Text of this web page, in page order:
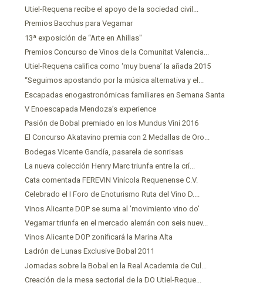
Utiel-Requena recibe el apoyo de la sociedad civil...
Premios Bacchus para Vegamar
13ª exposición de “Arte en Ahillas"
Premios Concurso de Vinos de la Comunitat Valencia...
Utiel-Requena califica como ‘muy buena’ la añada 2015
“Seguimos apostando por la música alternativa y el...
Escapadas enogastronómicas familiares en Semana Santa
V Enoescapada Mendoza’s experience
Pasión de Bobal premiado en los Mundus Vini 2016
El Concurso Akatavino premia con 2 Medallas de Oro...
Bodegas Vicente Gandía, pasarela de sonrisas
La nueva colección Henry Marc triunfa entre la crí...
Cata comentada FEREVIN Vinícola Requenense C.V.
Celebrado el I Foro de Enoturismo Ruta del Vino D....
Vinos Alicante DOP se suma al 'movimiento vino do'
Vegamar triunfa en el mercado alemán con seis nuev...
Vinos Alicante DOP zonificará la Marina Alta
Ladrón de Lunas Exclusive Bobal 2011
Jornadas sobre la Bobal en la Real Academia de Cul...
Creación de la mesa sectorial de la DO Utiel-Reque...